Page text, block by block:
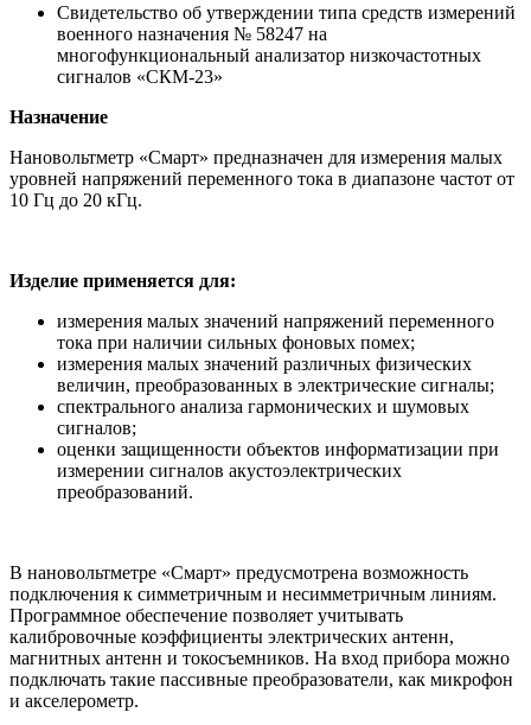
Свидетельство об утверждении типа средств измерений
военного назначения № 58247 на
многофункциональный анализатор низкочастотных
сигналов «СКМ-23»
Назначение
Нановольтметр «Смарт» предназначен для измерения малых
уровней напряжений переменного тока в диапазоне частот от
10 Гц до 20 кГц.
Изделие применяется для:
измерения малых значений напряжений переменного
тока при наличии сильных фоновых помех;
измерения малых значений различных физических
величин, преобразованных в электрические сигналы;
спектрального анализа гармонических и шумовых
сигналов;
оценки защищенности объектов информатизации при
измерении сигналов акустоэлектрических
преобразований.
В нановольтметре «Смарт» предусмотрена возможность
подключения к симметричным и несимметричным линиям.
Программное обеспечение позволяет учитывать
калибровочные коэффициенты электрических антенн,
магнитных антенн и токосъемников. На вход прибора можно
подключать такие пассивные преобразователи, как микрофон
и акселерометр.